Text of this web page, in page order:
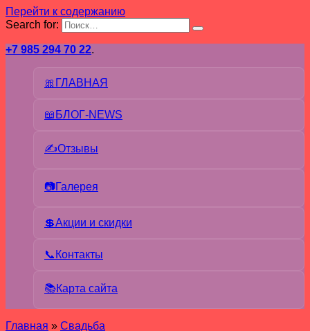
Перейти к содержанию
Search for:
+7 985 294 70 22.
🎀ГЛАВНАЯ
📖БЛОГ-NEWS
✍Отзывы
📷Галерея
💲Акции и скидки
📞Контакты
📚Карта сайта
Главная » Свадьба